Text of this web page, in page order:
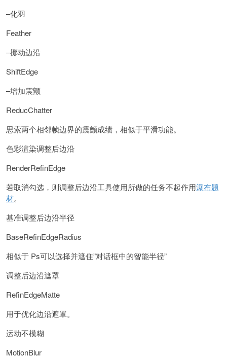
–化羽
Feather
–挪动边沿
ShiftEdge
–增加震颤
ReducChatter
思索两个相邻帧边界的震颤成绩，相似于平滑功能。
色彩渲染调整后边沿
RenderRefinEdge
若取消勾选，则调整后边沿工具使用所做的任务不起作用瀑布题
材。
基准调整后边沿半径
BaseRefinEdgeRadius
相似于 Ps可以选择并遮住”对话框中的智能半径”
调整后边沿遮罩
RefinEdgeMatte
用于优化边沿遮罩。
运动不模糊
MotionBlur